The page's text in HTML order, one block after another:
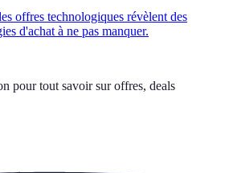
offres technologiques révèlent des
d'achat à ne pas manquer.
pour tout savoir sur offres, deals